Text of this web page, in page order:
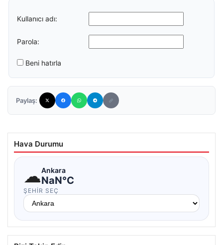
Kullanıcı adı:
Parola:
Beni hatırla
Paylaş:
Hava Durumu
☁Ankara
NaN°C
ŞEHIR SEÇ